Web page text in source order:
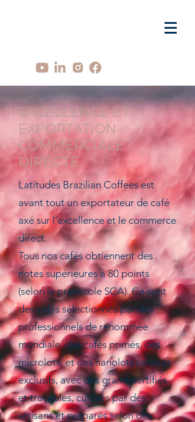
EXCELLENCE ET
EXPORTATION
COMMERCIALE
DIRECTE
Latitudes Brazilian Coffees est
avant tout un exportateur de café
axé sur l’excellence et le commerce
direct.
Tous nos cafés obtiennent des
notes supérieures à 80 points
(selon le protocole SCA). Ce sont
des cafés sélectionnés par des
professionnels de renommée
mondiale, des cafés primés, des
microlots, et des nanolots rares et
exclusifs, avec des grains certifiés
et traçables, cultivés par des
artisans et préparés selon des